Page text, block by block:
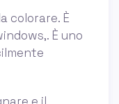
colorare. È
È uno